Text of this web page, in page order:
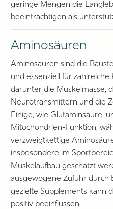
geringe Mengen die
beeinträchtigen als
Aminosäuren
Aminosäuren sind die
und essenziell für
darunter die Muskelmasse,
Neurotransmittern und die
Einige, wie Glutaminsäure,
Mitochondrien-Funktion,
verzweigtkettige
insbesondere im
Muskelaufbau geschätzt
ausgewogene Zufuhr durch
gezielte Supplements kann
positiv beeinflussen.